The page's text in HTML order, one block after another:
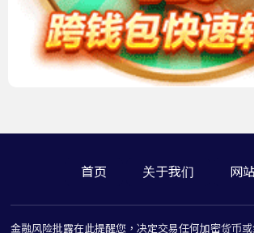
首页 关于我们 网
金融风险批露在此提醒您，决定交易任何加密货币